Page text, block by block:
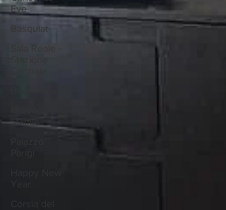
Eve
Basquiat
Stabile